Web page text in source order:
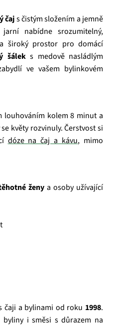
čajs čistým složením a jemně
nabídne srozumitelný,
široký prostor pro domácí
šáleks medově nasládlým
ve vašem bylinkovém
louhováním kolem 8 minut a
květy rozvinuly. Čerstvost si
dóze na čaj a kávu, mimo
ženya osoby užívající
čaji a bylinami od roku 1998.
byliny i směsi s důrazem na